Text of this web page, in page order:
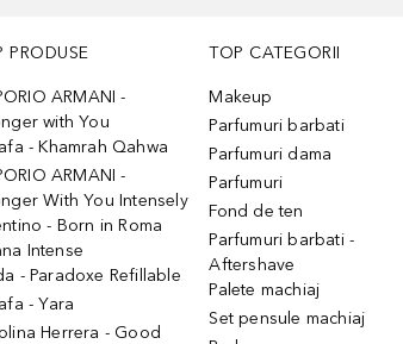
PRODUSE
ARMANI -
with You
- Khamrah Qahwa
ARMANI -
With You Intensely
- Born in Roma
Intense
- Paradoxe Refillable
- Yara
Herrera - Good
TOP CATEGORII
Makeup
Parfumuri barbati
Parfumuri dama
Parfumuri
Fond de ten
Parfumuri barbati -
Aftershave
Palete machiaj
Set pensule machiaj